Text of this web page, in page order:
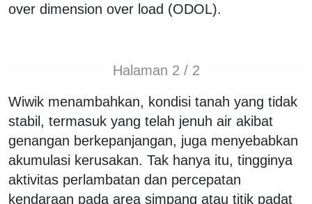
over dimension over load (ODOL).
Halaman 2 / 2
Wiwik menambahkan, kondisi tanah yang tidak
stabil, termasuk yang telah jenuh air akibat
genangan berkepanjangan, juga menyebabkan
akumulasi kerusakan. Tak hanya itu, tingginya
aktivitas perlambatan dan percepatan
kendaraan pada area simpang atau titik padat